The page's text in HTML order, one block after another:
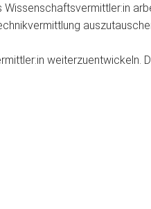
weiterzuentwickeln.